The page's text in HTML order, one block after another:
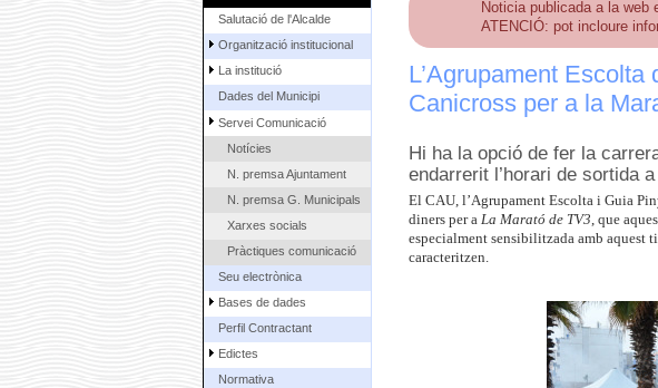
Salutació de l'Alcalde
Organització institucional
La institució
Dades del Municipi
Servei Comunicació
Notícies
N. premsa Ajuntament
N. premsa G. Municipals
Xarxes socials
Pràctiques comunicació
Seu electrònica
Bases de dades
Perfil Contractant
Edictes
Normativa
Noticia publicada a la web
ATENCIÓ: pot incloure
L’Agrupament
Canicross per a la
Hi ha la opció de fer la
endarrerit l’horari de sortida
El CAU, l’Agrupament Escolta i Guia
diners per a La Marató de TV3, que
especialment sensibilitzada amb aquest
caracteritzen.